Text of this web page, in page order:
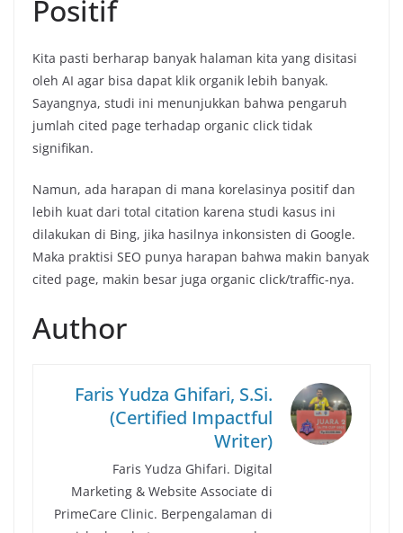
Positif
Kita pasti berharap banyak halaman kita yang disitasi
oleh AI agar bisa dapat klik organik lebih banyak.
Sayangnya, studi ini menunjukkan bahwa pengaruh
jumlah cited page terhadap organic click tidak
signifikan.
Namun, ada harapan di mana korelasinya positif dan
lebih kuat dari total citation karena studi kasus ini
dilakukan di Bing, jika hasilnya inkonsisten di Google.
Maka praktisi SEO punya harapan bahwa makin banyak
cited page, makin besar juga organic click/traffic-nya.
Author
Faris Yudza Ghifari, S.Si.
(Certified Impactful
Writer)
Faris Yudza Ghifari. Digital
Marketing & Website Associate di
PrimeCare Clinic. Berpengalaman di